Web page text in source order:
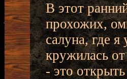
В этот
прохожих,
салуна, где
кружилась
- это